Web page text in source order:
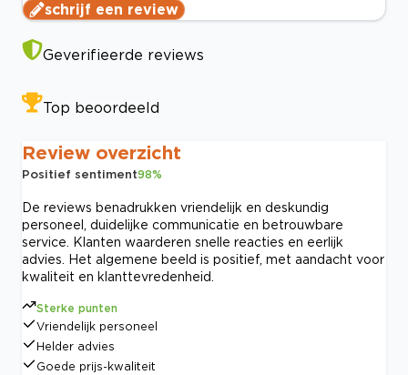
schrijf een review
Geverifieerde reviews
Top beoordeeld
Review overzicht
Positief sentiment98%
De reviews benadrukken vriendelijk en deskundig
personeel, duidelijke communicatie en betrouwbare
service. Klanten waarderen snelle reacties en eerlijk
advies. Het algemene beeld is positief, met aandacht voor
kwaliteit en klanttevredenheid.
Sterke punten
Vriendelijk personeel
Helder advies
Goede prijs-kwaliteit